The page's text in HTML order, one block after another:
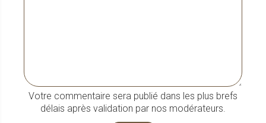
Votre commentaire sera publié dans les plus brefs
délais après validation par nos modérateurs.